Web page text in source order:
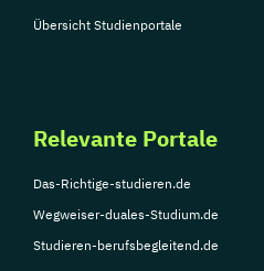
Übersicht Studienportale
Relevante Portale
Das-Richtige-studieren.de
Wegweiser-duales-Studium.de
Studieren-berufsbegleitend.de